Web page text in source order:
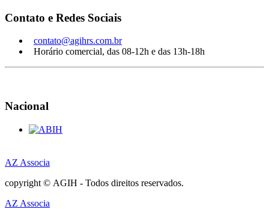
Contato e Redes Sociais
contato@agihrs.com.br
Horário comercial, das 08-12h e das 13h-18h
Nacional
AZ Associa
copyright © AGIH - Todos direitos reservados.
AZ Associa